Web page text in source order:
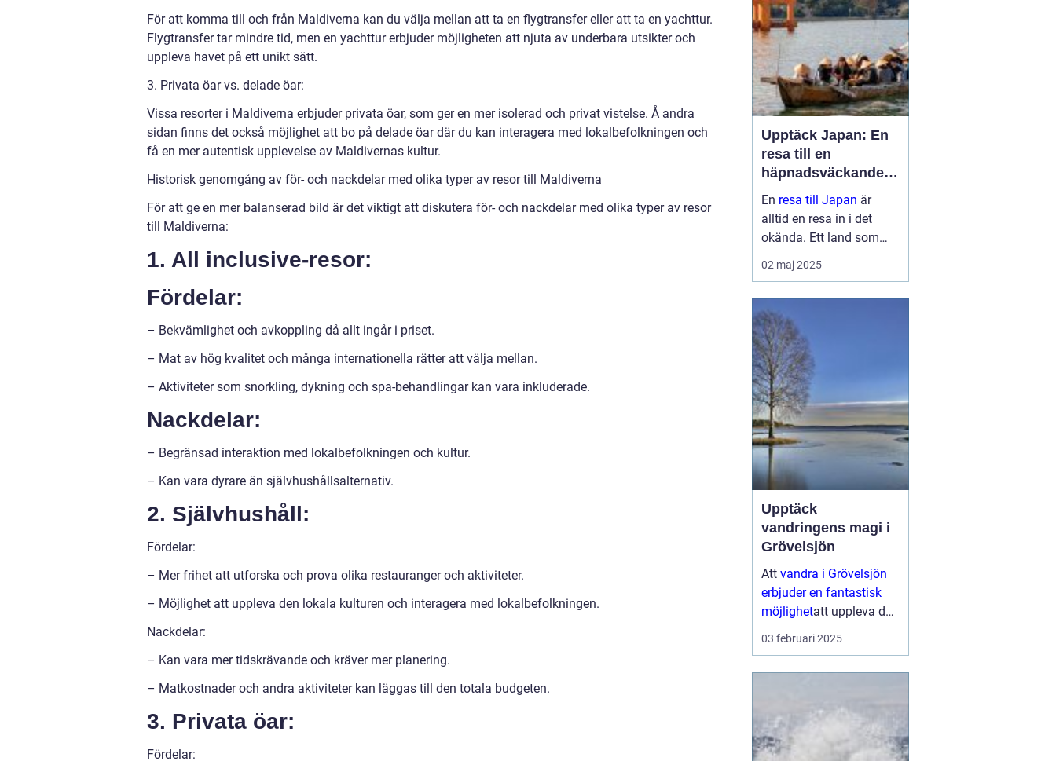
För att komma till och från Maldiverna kan du välja mellan att ta en flygtransfer eller att ta en yachttur.
Flygtransfer tar mindre tid, men en yachttur erbjuder möjligheten att njuta av underbara utsikter och
uppleva havet på ett unikt sätt.
3. Privata öar vs. delade öar:
Vissa resorter i Maldiverna erbjuder privata öar, som ger en mer isolerad och privat vistelse. Å andra
sidan finns det också möjlighet att bo på delade öar där du kan interagera med lokalbefolkningen och
få en mer autentisk upplevelse av Maldivernas kultur.
Historisk genomgång av för- och nackdelar med olika typer av resor till Maldiverna
För att ge en mer balanserad bild är det viktigt att diskutera för- och nackdelar med olika typer av resor
till Maldiverna:
1. All inclusive-resor:
Fördelar:
– Bekvämlighet och avkoppling då allt ingår i priset.
– Mat av hög kvalitet och många internationella rätter att välja mellan.
– Aktiviteter som snorkling, dykning och spa-behandlingar kan vara inkluderade.
Nackdelar:
– Begränsad interaktion med lokalbefolkningen och kultur.
– Kan vara dyrare än självhushållsalternativ.
2. Självhushåll:
Fördelar:
– Mer frihet att utforska och prova olika restauranger och aktiviteter.
– Möjlighet att uppleva den lokala kulturen och interagera med lokalbefolkningen.
Nackdelar:
– Kan vara mer tidskrävande och kräver mer planering.
– Matkostnader och andra aktiviteter kan läggas till den totala budgeten.
3. Privata öar:
Fördelar:
Upptäck Japan: En
resa till en
häpnadsväckande
kultur och natur
En resa till Japan är
alltid en resa in i det
okända. Ett land som
sömlöst blandar det
gamla med det nya, där
sida vid sida med ne...
02 maj 2025
Upptäck
vandringens magi i
Grövelsjön
Att vandra i Grövelsjön
erbjuder en fantastisk
möjlighetatt uppleva den
storslagna naturen i
03 februari 2025